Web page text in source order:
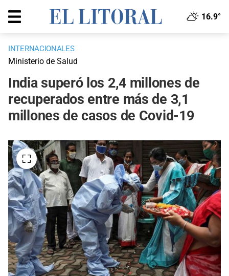
16.9°
INTERNACIONALES
Ministerio de Salud
India superó los 2,4 millones de
recuperados entre más de 3,1
millones de casos de Covid-19